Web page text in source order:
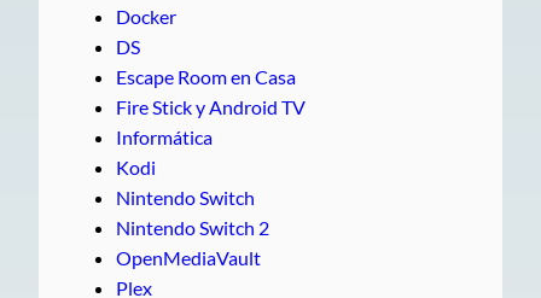
Docker
DS
Escape Room en Casa
Fire Stick y Android TV
Informática
Kodi
Nintendo Switch
Nintendo Switch 2
OpenMediaVault
Plex